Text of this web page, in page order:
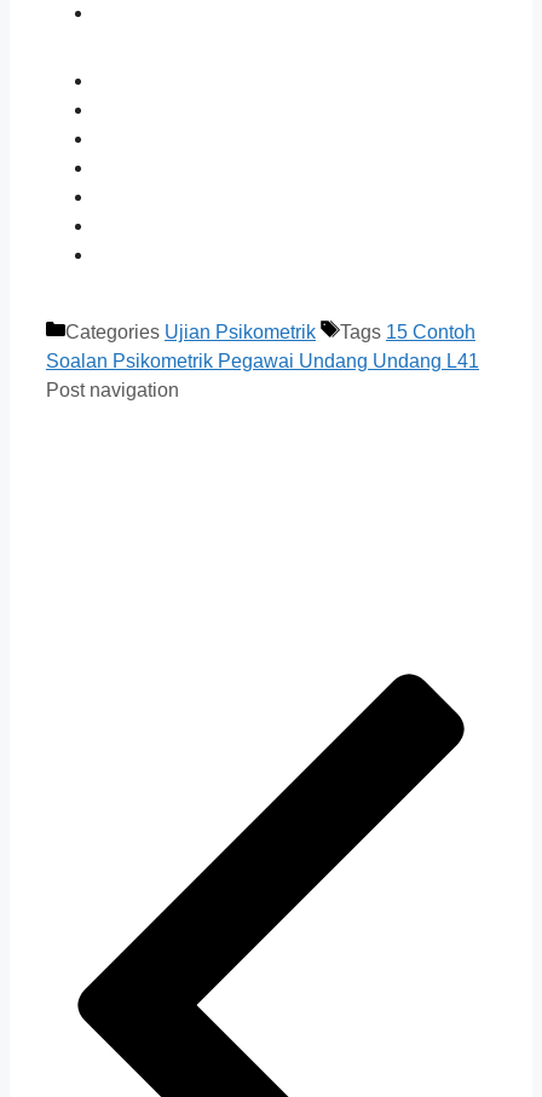
Categories Ujian Psikometrik Tags 15 Contoh
Soalan Psikometrik Pegawai Undang Undang L41
Post navigation